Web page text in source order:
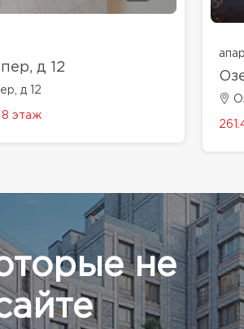
д 12
д 12
8 этаж
не